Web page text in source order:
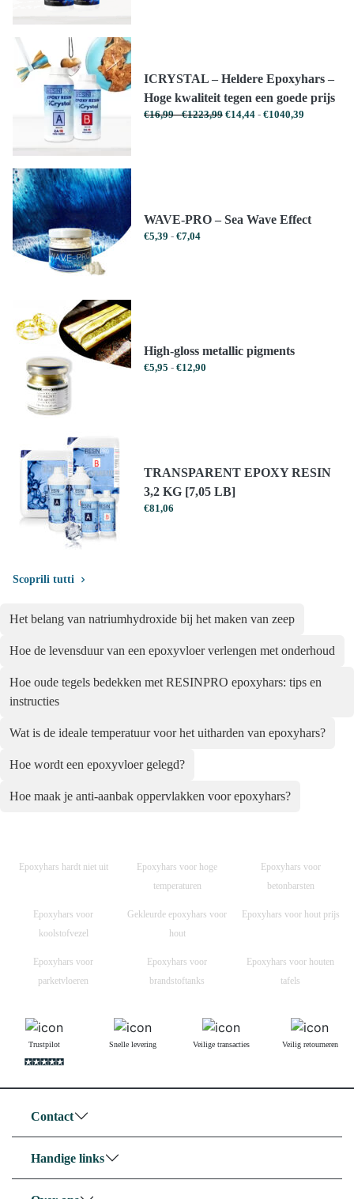
ICRYSTAL – Heldere Epoxyhars –
Hoge kwaliteit tegen een goede prijs
€16,99 - €1223,99Prijsklasse:
€14,44 - €1040,39
WAVE-PRO – Sea Wave Effect
€5,39 - €7,04Prijsklasse:
High-gloss metallic pigments
€5,95 - €12,90
TRANSPARENT EPOXY RESIN
3,2 KG [7,05 LB]
€81,06
Scoprili tutti
Het belang van natriumhydroxide bij het maken van zeep
Hoe de levensduur van een epoxyvloer verlengen met onderhoud
Hoe oude tegels bedekken met RESINPRO epoxyhars: tips en
instructies
Wat is de ideale temperatuur voor het uitharden van epoxyhars?
Hoe wordt een epoxyvloer gelegd?
Hoe maak je anti-aanbak oppervlakken voor epoxyhars?
Epoxyhars hardt niet uit
Epoxyhars voor hoge
temperaturen
Epoxyhars voor
betonbarsten
Epoxyhars voor
koolstofvezel
Gekleurde epoxyhars voor
hout
Epoxyhars voor hout prijs
Epoxyhars voor
parketvloeren
Epoxyhars voor
brandstoftanks
Epoxyhars voor houten
tafels
Trustpilot Snelle levering Veilige transacties Veilig retourneren
Contact
Handige links